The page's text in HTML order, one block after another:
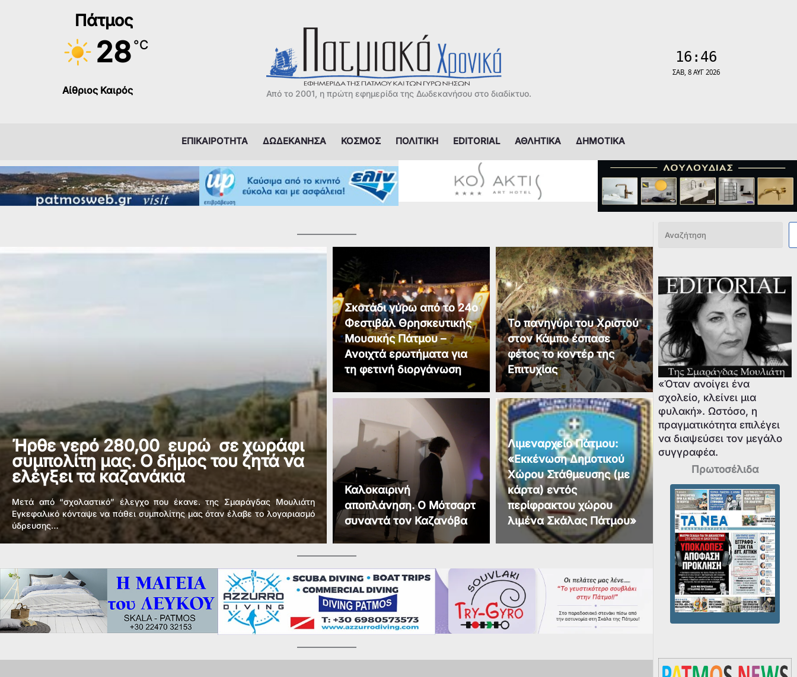
Πάτμος
28 °C
Αίθριος Καιρός Από το 2001, η πρώτη εφημερίδα της Δωδεκανήσου στο διαδίκτυο.
ΕΠΙΚΑΙΡΟΤΗΤΑ ΔΩΔΕΚΑΝΗΣΑ ΚΟΣΜΟΣ ΠΟΛΙΤΙΚΗ EDITORIAL ΑΘΛΗΤΙΚΑ ΔΗΜΟΤΙΚΑ
Ήρθε νερό 280,00 ευρώ σε χωράφι
συμπολίτη μας. Ο δήμος του ζητά να
ελέγξει τα καζανάκια
Μετά από “σχολαστικό” έλεγχο που έκανε. της Σμαράγδας Μουλιάτη
Εγκεφαλικό κόνταψε να πάθει συμπολίτης μας όταν έλαβε το λογαριασμό
ύδρευσης…
Σκοτάδι γύρω από το 24ο
Φεστιβάλ Θρησκευτικής
Μουσικής Πάτμου –
Ανοιχτά ερωτήματα για
τη φετινή διοργάνωση
Το πανηγύρι του Χριστού
στον Κάμπο έσπασε
φέτος το κοντέρ της
Επιτυχίας
Καλοκαιρινή
αποπλάνηση. Ο Μότσαρτ
συναντά τον Καζανόβα
Λιμεναρχείο Πάτμου:
«Εκκένωση Δημοτικού
Χώρου Στάθμευσης (με
κάρτα) εντός
περίφρακτου χώρου
λιμένα Σκάλας Πάτμου»
Αναζήτηση
«Όταν ανοίγει ένα
σχολείο, κλείνει μια
φυλακή». Ωστόσο, η
πραγματικότητα επιλέγει
να διαψεύσει τον μεγάλο
συγγραφέα.
Πρωτοσέλιδα